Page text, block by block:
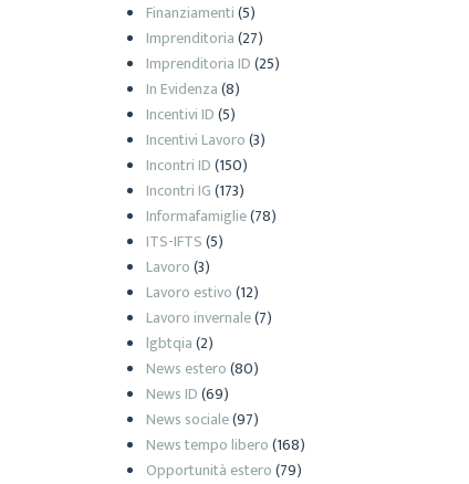
Finanziamenti(5)
Imprenditoria(27)
Imprenditoria ID(25)
In Evidenza(8)
Incentivi ID(5)
Incentivi Lavoro(3)
Incontri ID(150)
Incontri IG(173)
Informafamiglie(78)
ITS-IFTS(5)
Lavoro(3)
Lavoro estivo(12)
Lavoro invernale(7)
lgbtqia(2)
News estero(80)
News ID(69)
News sociale(97)
News tempo libero(168)
Opportunità estero(79)